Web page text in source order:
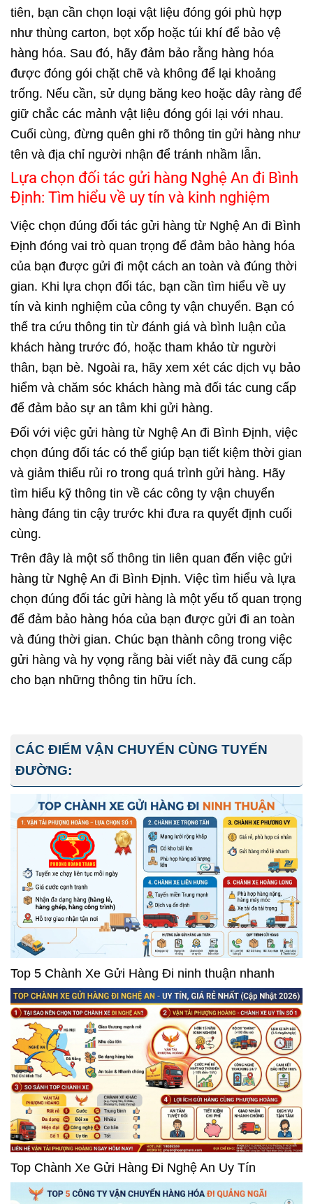
tiên, bạn cần chọn loại vật liệu đóng gói phù hợp
như thùng carton, bọt xốp hoặc túi khí để bảo vệ
hàng hóa. Sau đó, hãy đảm bảo rằng hàng hóa
được đóng gói chặt chẽ và không để lại khoảng
trống. Nếu cần, sử dụng băng keo hoặc dây ràng để
giữ chắc các mảnh vật liệu đóng gói lại với nhau.
Cuối cùng, đừng quên ghi rõ thông tin gửi hàng như
tên và địa chỉ người nhận để tránh nhầm lẫn.
Lựa chọn đối tác gửi hàng Nghệ An đi Bình
Định: Tìm hiểu về uy tín và kinh nghiệm
Việc chọn đúng đối tác gửi hàng từ Nghệ An đi Bình
Định đóng vai trò quan trọng để đảm bảo hàng hóa
của bạn được gửi đi một cách an toàn và đúng thời
gian. Khi lựa chọn đối tác, bạn cần tìm hiểu về uy
tín và kinh nghiệm của công ty vận chuyển. Bạn có
thể tra cứu thông tin từ đánh giá và bình luận của
khách hàng trước đó, hoặc tham khảo từ người
thân, bạn bè. Ngoài ra, hãy xem xét các dịch vụ bảo
hiểm và chăm sóc khách hàng mà đối tác cung cấp
để đảm bảo sự an tâm khi gửi hàng.
Đối với việc gửi hàng từ Nghệ An đi Bình Định, việc
chọn đúng đối tác có thể giúp bạn tiết kiệm thời gian
và giảm thiểu rủi ro trong quá trình gửi hàng. Hãy
tìm hiểu kỹ thông tin về các công ty vận chuyển
hàng đáng tin cậy trước khi đưa ra quyết định cuối
cùng.
Trên đây là một số thông tin liên quan đến việc gửi
hàng từ Nghệ An đi Bình Định. Việc tìm hiểu và lựa
chọn đúng đối tác gửi hàng là một yếu tố quan trọng
để đảm bảo hàng hóa của bạn được gửi đi an toàn
và đúng thời gian. Chúc bạn thành công trong việc
gửi hàng và hy vọng rằng bài viết này đã cung cấp
cho bạn những thông tin hữu ích.
CÁC ĐIỂM VẬN CHUYỂN CÙNG TUYẾN
ĐƯỜNG:
Top 5 Chành Xe Gửi Hàng Đi ninh thuận nhanh
Top Chành Xe Gửi Hàng Đi Nghệ An Uy Tín